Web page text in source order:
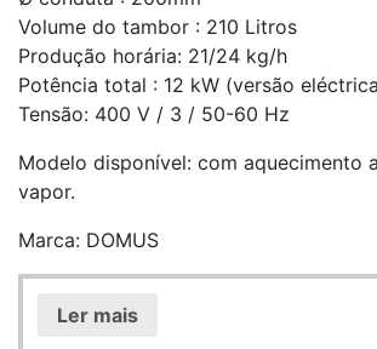
Volume do tambor : 210 Litros
Produção horária: 21/24 kg/h
Potência total : 12 kW (versão
Tensão: 400 V / 3 / 50-60 Hz
Modelo disponível: com aquecimento
vapor.
Marca: DOMUS
Ler mais